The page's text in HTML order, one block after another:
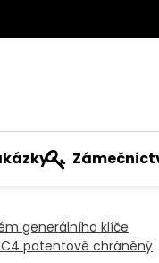
generálního klíče
patentově chráněný